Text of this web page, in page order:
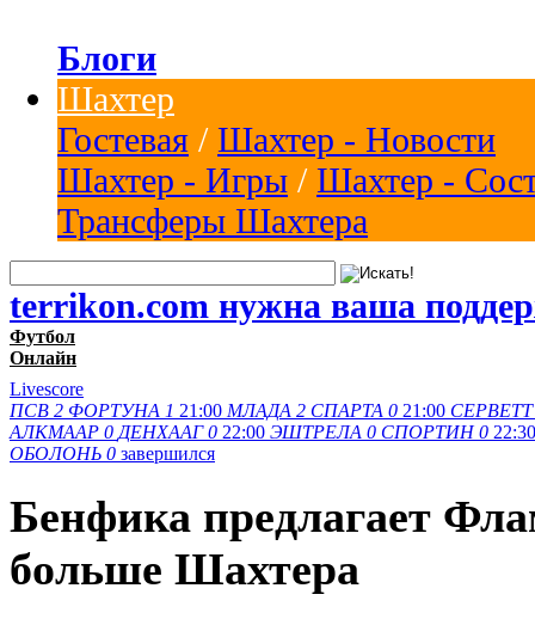
Блоги
Шахтер
Гостевая / Шахтер - Новости
Шахтер - Игры / Шахтер -
Трансферы Шахтера
terrikon.com нужна ваша
Футбол
Онлайн
Livescore
ПСВ 2 ФОРТУНА 1 21:00 МЛАДА 2 СПАРТА 0 21:00 СЕРВЕТТ
АЛКМААР 0 ДЕНХААГ 0 22:00 ЭШТРЕЛА 0 СПОРТИН 0 22:30
ОБОЛОНЬ 0 завершился
Бенфика предлагает
больше Шахтера